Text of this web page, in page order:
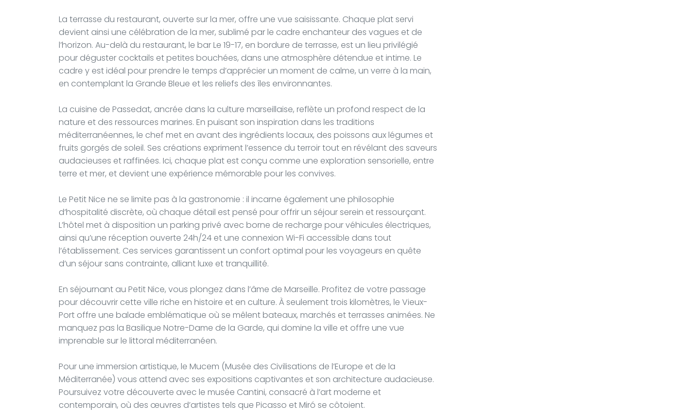
La terrasse du restaurant, ouverte sur la mer, offre une vue saisissante. Chaque plat servi
devient ainsi une célébration de la mer, sublimé par le cadre enchanteur des vagues et de
l’horizon. Au-delà du restaurant, le bar Le 19-17, en bordure de terrasse, est un lieu privilégié
pour déguster cocktails et petites bouchées, dans une atmosphère détendue et intime. Le
cadre y est idéal pour prendre le temps d’apprécier un moment de calme, un verre à la main,
en contemplant la Grande Bleue et les reliefs des îles environnantes.
La cuisine de Passedat, ancrée dans la culture marseillaise, reflète un profond respect de la
nature et des ressources marines. En puisant son inspiration dans les traditions
méditerranéennes, le chef met en avant des ingrédients locaux, des poissons aux légumes et
fruits gorgés de soleil. Ses créations expriment l’essence du terroir tout en révélant des saveurs
audacieuses et raffinées. Ici, chaque plat est conçu comme une exploration sensorielle, entre
terre et mer, et devient une expérience mémorable pour les convives.
Le Petit Nice ne se limite pas à la gastronomie : il incarne également une philosophie
d’hospitalité discrète, où chaque détail est pensé pour offrir un séjour serein et ressourçant.
L’hôtel met à disposition un parking privé avec borne de recharge pour véhicules électriques,
ainsi qu’une réception ouverte 24h/24 et une connexion Wi-Fi accessible dans tout
l’établissement. Ces services garantissent un confort optimal pour les voyageurs en quête
d’un séjour sans contrainte, alliant luxe et tranquillité.
En séjournant au Petit Nice, vous plongez dans l’âme de Marseille. Profitez de votre passage
pour découvrir cette ville riche en histoire et en culture. À seulement trois kilomètres, le Vieux-
Port offre une balade emblématique où se mêlent bateaux, marchés et terrasses animées. Ne
manquez pas la Basilique Notre-Dame de la Garde, qui domine la ville et offre une vue
imprenable sur le littoral méditerranéen.
Pour une immersion artistique, le Mucem (Musée des Civilisations de l’Europe et de la
Méditerranée) vous attend avec ses expositions captivantes et son architecture audacieuse.
Poursuivez votre découverte avec le musée Cantini, consacré à l’art moderne et
contemporain, où des œuvres d’artistes tels que Picasso et Miró se côtoient.